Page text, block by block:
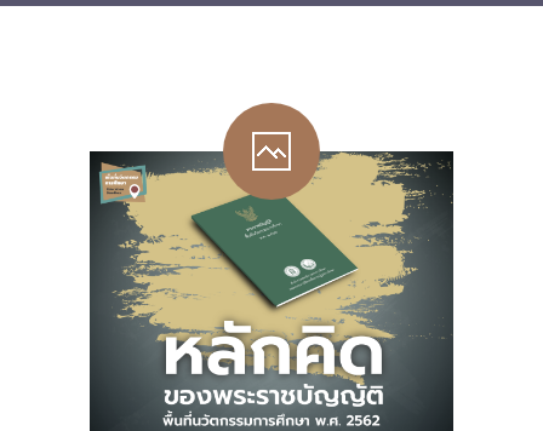
---- รายงานการวิเคราะห์ผลกระทบที่อาจเกิดขึ้นจากกฎ
---- รอบประเมิน (พ.ศ. 2562-2564)
-- รายงานประจำปี
---- ปีการศึกษา 2564
---- ปีการศึกษา 2565
---- ปีการศึกษา 2567
-- รายงานผล กขศ.สพท.